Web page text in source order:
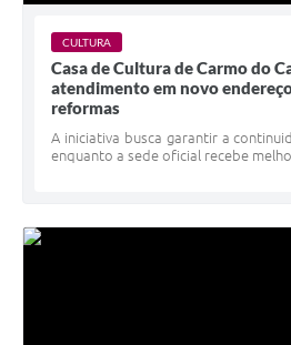
CULTURA
Casa de Cultura de Carmo do
atendimento em novo
reformas
A iniciativa busca garantir a
enquanto a sede oficial recebe